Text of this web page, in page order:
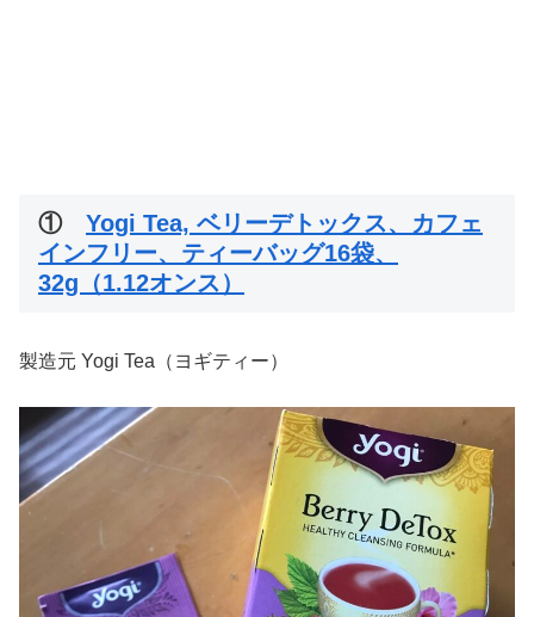
① Yogi Tea, ベリーデトックス、カフェ
インフリー、ティーバッグ16袋、
32g（1.12オンス）
製造元 Yogi Tea（ヨギティー）